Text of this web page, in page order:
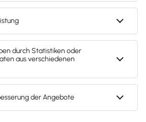
E-Rechnungspflicht
– wohin geht die Reise?
News
kontinuierlich weiterentwickeln.
Ist es nicht, weil wir diese
gehen werden. In dieser
wird sie Ihnen immer
die Kraft des digitalen Wandels.
spannende Neuigkeiten,
Ahoi und viel Spaß beim
Nassall